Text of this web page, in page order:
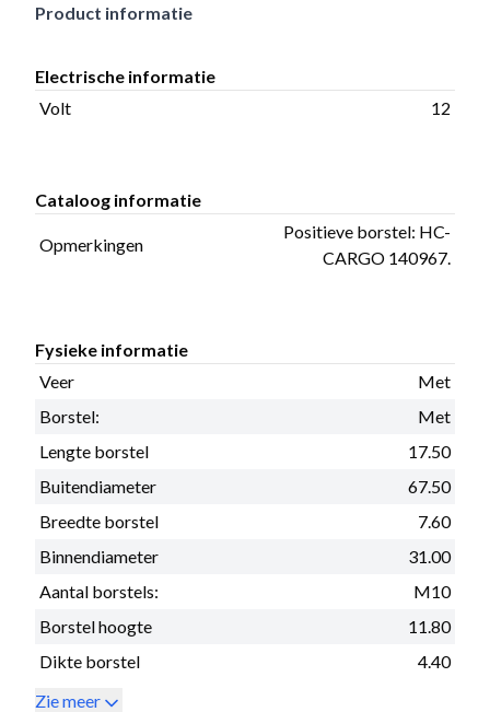
Product informatie
Electrische informatie
Volt
12
Cataloog informatie
Opmerkingen
Positieve borstel: HC-
CARGO 140967.
Fysieke informatie
Veer
Met
Borstel:
Met
Lengte borstel
17.50
Buitendiameter
67.50
Breedte borstel
7.60
Binnendiameter
31.00
Aantal borstels:
M10
Borstel hoogte
11.80
Dikte borstel
4.40
Zie meer